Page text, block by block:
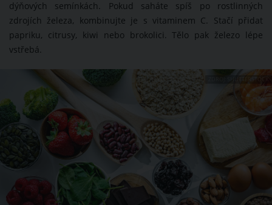
dýňových semínkách. Pokud saháte spíš po rostlinných
zdrojích železa, kombinujte je s vitaminem C. Stačí přidat
papriku, citrusy, kiwi nebo brokolici. Tělo pak železo lépe
vstřebá.
ZDROJ: SHUTTERSTOCK